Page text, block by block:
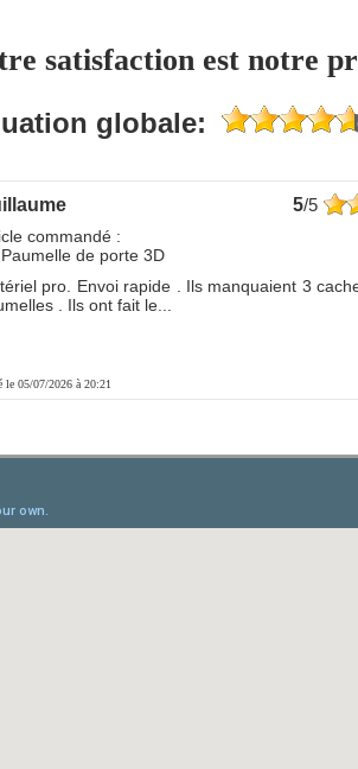
satisfaction est notre
globale:
5/5
le 05/07/2026 à 20:21
commandé :
de porte 3D
pro. Envoi rapide . Ils manquaient 3
. Ils ont fait le...